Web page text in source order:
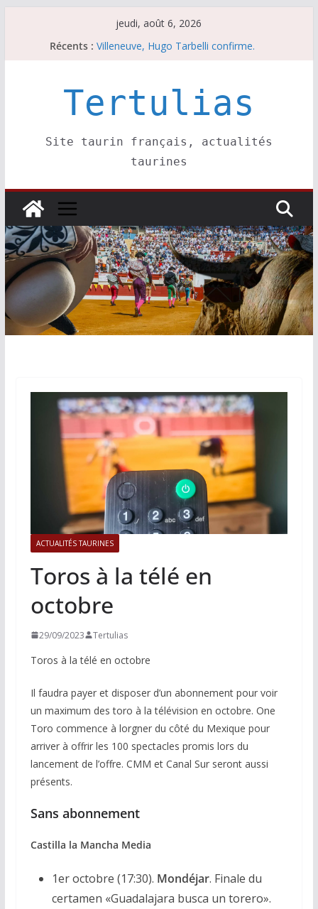
jeudi, août 6, 2026
Récents : Villeneuve, Hugo Tarbelli confirme.
Les brèves du jeudi 6 août
Les brèves du mercredi 5 août
Tertulias
Site taurin français, actualités
taurines
ACTUALITÉS TAURINES
Toros à la télé en
octobre
29/09/2023 Tertulias
Toros à la télé en octobre
Il faudra payer et disposer d’un abonnement pour voir
un maximum des toro à la télévision en octobre. One
Toro commence à lorgner du côté du Mexique pour
arriver à offrir les 100 spectacles promis lors du
lancement de l’offre. CMM et Canal Sur seront aussi
présents.
Sans abonnement
Castilla la Mancha Media
1er octobre (17:30). Mondéjar. Finale du
certamen «Guadalajara busca un torero».